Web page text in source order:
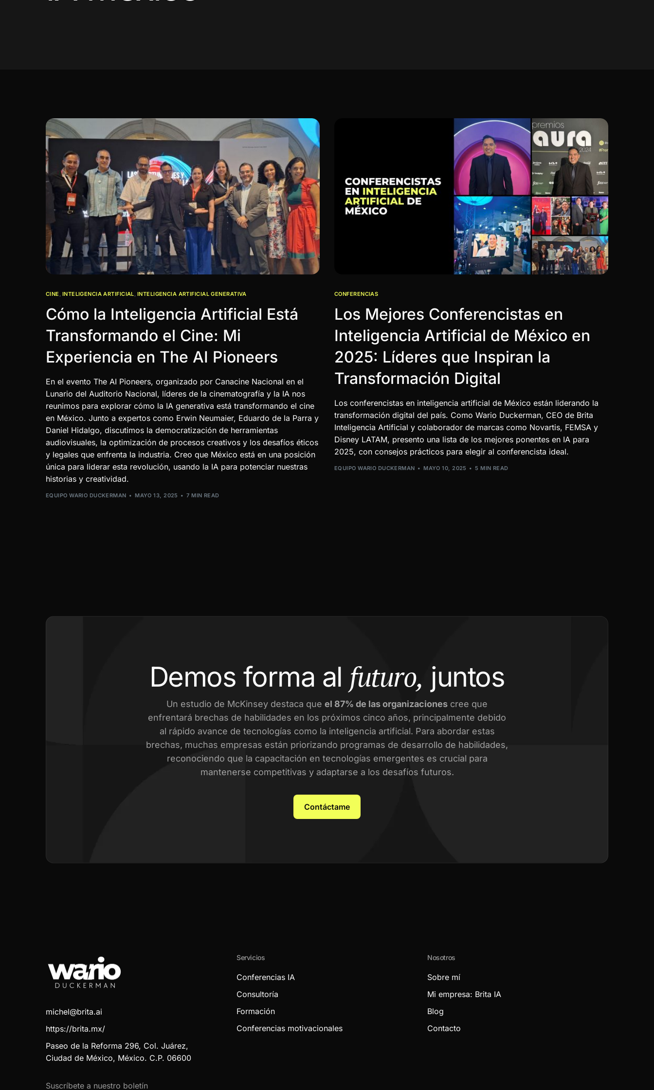
CINE INTELIGENCIA ARTIFICIAL INTELIGENCIA ARTIFICIAL GENERATIVA
Cómo la Inteligencia Artificial Está
Transformando el Cine: Mi
Experiencia en The AI Pioneers
En el evento The AI Pioneers, organizado por Canacine Nacional en el
Lunario del Auditorio Nacional, líderes de la cinematografía y la IA nos
reunimos para explorar cómo la IA generativa está transformando el cine
en México. Junto a expertos como Erwin Neumaier, Eduardo de la Parra y
Daniel Hidalgo, discutimos la democratización de herramientas
audiovisuales, la optimización de procesos creativos y los desafíos éticos
y legales que enfrenta la industria. Creo que México está en una posición
única para liderar esta revolución, usando la IA para potenciar nuestras
historias y creatividad.
EQUIPO WARIO DUCKERMAN MAYO 13, 2025 7 MIN READ
CONFERENCIAS
Los Mejores Conferencistas en
Inteligencia Artificial de México en
2025: Líderes que Inspiran la
Transformación Digital
Los conferencistas en inteligencia artificial de México están liderando la
transformación digital del país. Como Wario Duckerman, CEO de Brita
Inteligencia Artificial y colaborador de marcas como Novartis, FEMSA y
Disney LATAM, presento una lista de los mejores ponentes en IA para
2025, con consejos prácticos para elegir al conferencista ideal.
EQUIPO WARIO DUCKERMAN MAYO 10, 2025 5 MIN READ
Demos forma al futuro, juntos
Un estudio de McKinsey destaca que el 87% de las organizaciones cree que
enfrentará brechas de habilidades en los próximos cinco años, principalmente debido
al rápido avance de tecnologías como la inteligencia artificial. Para abordar estas
brechas, muchas empresas están priorizando programas de desarrollo de habilidades,
reconociendo que la capacitación en tecnologías emergentes es crucial para
mantenerse competitivas y adaptarse a los desafíos futuros.
Contáctame
michel@brita.ai
https://brita.mx/
Paseo de la Reforma 296, Col. Juárez,
Ciudad de México, México. C.P. 06600
Suscríbete a nuestro boletín
Servicios
Conferencias IA
Consultoría
Formación
Conferencias motivacionales
Nosotros
Sobre mí
Mi empresa: Brita IA
Blog
Contacto